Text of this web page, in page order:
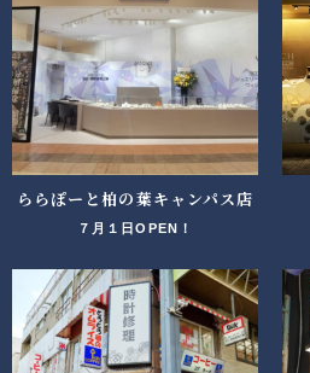
ららぽーと柏の葉キャンパス店
７月１日OPEN！